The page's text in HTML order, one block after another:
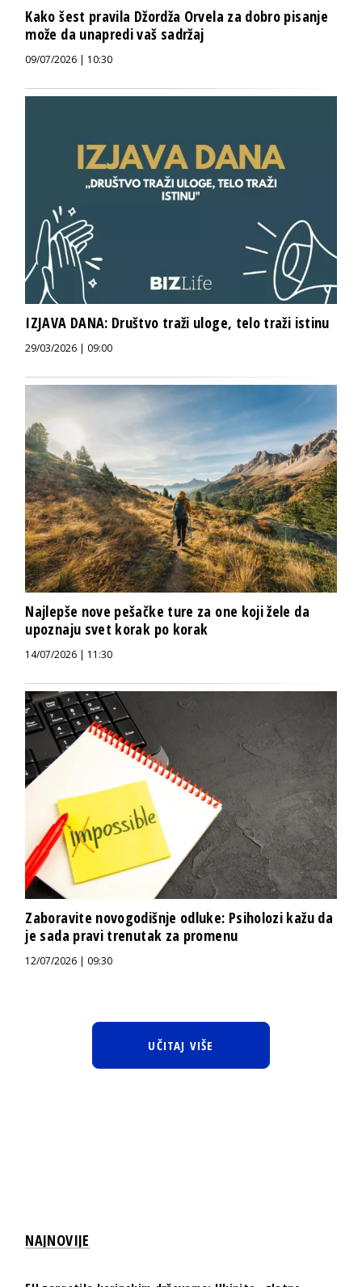
Kako šest pravila Džordža Orvela za dobro pisanje
može da unapredi vaš sadržaj
09/07/2026 | 10:30
IZJAVA DANA: Društvo traži uloge, telo traži istinu
29/03/2026 | 09:00
Najlepše nove pešačke ture za one koji žele da
upoznaju svet korak po korak
14/07/2026 | 11:30
Zaboravite novogodišnje odluke: Psiholozi kažu da
je sada pravi trenutak za promenu
12/07/2026 | 09:30
UČITAJ VIŠE
NAJNOVIJE